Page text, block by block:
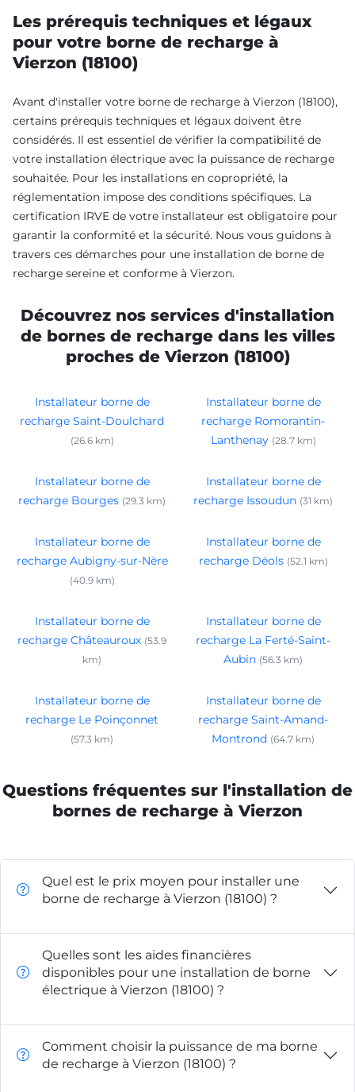
Les prérequis techniques et légaux
pour votre borne de recharge à
Vierzon (18100)
Avant d'installer votre borne de recharge à Vierzon (18100),
certains prérequis techniques et légaux doivent être
considérés. Il est essentiel de vérifier la compatibilité de
votre installation électrique avec la puissance de recharge
souhaitée. Pour les installations en copropriété, la
réglementation impose des conditions spécifiques. La
certification IRVE de votre installateur est obligatoire pour
garantir la conformité et la sécurité. Nous vous guidons à
travers ces démarches pour une installation de borne de
recharge sereine et conforme à Vierzon.
Découvrez nos services d'installation
de bornes de recharge dans les villes
proches de Vierzon (18100)
Installateur borne de
recharge Saint-Doulchard
(26.6 km)
Installateur borne de
recharge Romorantin-
Lanthenay (28.7 km)
Installateur borne de
recharge Bourges (29.3 km)
Installateur borne de
recharge Issoudun (31 km)
Installateur borne de
recharge Aubigny-sur-Nère
(40.9 km)
Installateur borne de
recharge Déols (52.1 km)
Installateur borne de
recharge Châteauroux (53.9
km)
Installateur borne de
recharge La Ferté-Saint-
Aubin (56.3 km)
Installateur borne de
recharge Le Poinçonnet
(57.3 km)
Installateur borne de
recharge Saint-Amand-
Montrond (64.7 km)
Questions fréquentes sur l'installation de
bornes de recharge à Vierzon
Quel est le prix moyen pour installer une
borne de recharge à Vierzon (18100) ?
Quelles sont les aides financières
disponibles pour une installation de borne
électrique à Vierzon (18100) ?
Comment choisir la puissance de ma borne
de recharge à Vierzon (18100) ?